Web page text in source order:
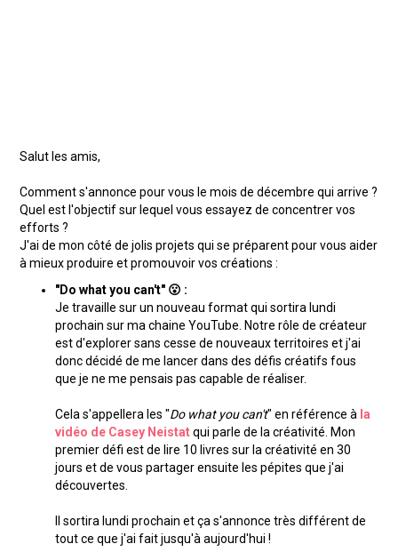
Salut les amis,
Comment s'annonce pour vous le mois de décembre qui arrive ?
Quel est l'objectif sur lequel vous essayez de concentrer vos
efforts ?
J'ai de mon côté de jolis projets qui se préparent pour vous aider
à mieux produire et promouvoir vos créations :
"Do what you can't" 😮 :
Je travaille sur un nouveau format qui sortira lundi
prochain sur ma chaine YouTube. Notre rôle de créateur
est d'explorer sans cesse de nouveaux territoires et j'ai
donc décidé de me lancer dans des défis créatifs fous
que je ne me pensais pas capable de réaliser.
Cela s'appellera les "Do what you can't" en référence à la
vidéo de Casey Neistat qui parle de la créativité. Mon
premier défi est de lire 10 livres sur la créativité en 30
jours et de vous partager ensuite les pépites que j'ai
découvertes.
Il sortira lundi prochain et ça s'annonce très différent de
tout ce que j'ai fait jusqu'à aujourd'hui !